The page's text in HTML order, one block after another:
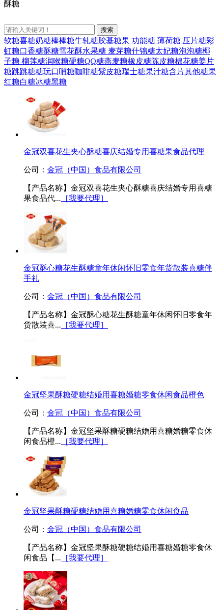
酥糖
软糖喜糖奶糖棒棒糖牛轧糖胶基糖果 功能糖 薄荷糖 压片糖彩
虹糖口香糖酥糖雪花酥水果糖 麦芽糖什锦糖太妃糖泡泡糖椰
子糖 榴莲糖润喉糖硬糖QQ糖燕麦糖橡皮糖陈皮糖棉花糖姜片
糖跳跳糖糖玩口哨糖咖啡糖紫皮糖瑞士糖果汁糖含片其他糖果
红糖白糖冰糖黑糖
金冠双喜花生夹心酥糖喜庆结婚专用喜糖果食品代理
公司： 金冠（中国）食品有限公司
【产品名称】金冠双喜花生夹心酥糖喜庆结婚专用喜糖
果食品代... ［我要代理］
金冠酥心糖花生酥糖童年休闲怀旧零食年货散装喜糖伴
手礼
公司： 金冠（中国）食品有限公司
【产品名称】金冠酥心糖花生酥糖童年休闲怀旧零食年
货散装喜... ［我要代理］
金冠坚果酥糖硬糖结婚用喜糖婚糖零食休闲食品橙色
公司： 金冠（中国）食品有限公司
【产品名称】金冠坚果酥糖硬糖结婚用喜糖婚糖零食休
闲食品橙... ［我要代理］
金冠坚果酥糖硬糖结婚用喜糖婚糖零食休闲食品
公司： 金冠（中国）食品有限公司
【产品名称】金冠坚果酥糖硬糖结婚用喜糖婚糖零食休
闲食品【... ［我要代理］